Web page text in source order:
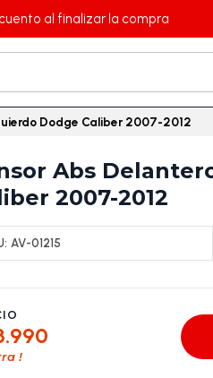
al finalizar la compra
Dodge Caliber 2007-2012
Abs
2007-2012
AV-01215
!